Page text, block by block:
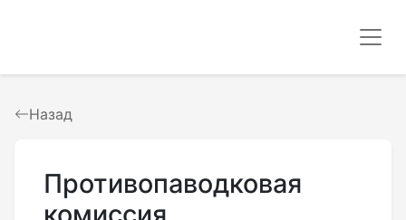
Назад
Противопаводковая